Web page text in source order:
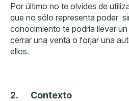
Por último no te olvides de
que no sólo representa poder
conocimiento te podría llevar
cerrar una venta o forjar una
ellos.
2. Contexto